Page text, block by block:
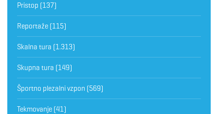
Pristop (137)
Reportaže (115)
Skalna tura (1.313)
Skupna tura (149)
Športno plezalni vzpon (569)
Tekmovanje (41)